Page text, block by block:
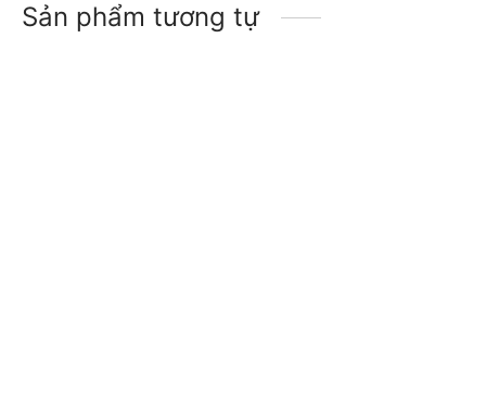
Sản phẩm tương tự